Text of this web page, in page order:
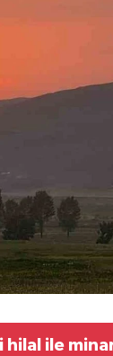
ile